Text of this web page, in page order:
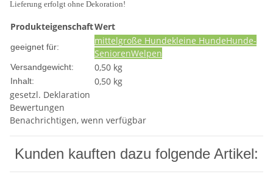
Lieferung erfolgt ohne Dekoration!
ProdukteigenschaftWert
geeignet für:
mittelgroße Hundekleine HundeHunde-
SeniorenWelpen
Versandgewicht: 0,50 kg
Inhalt:
0,50 kg
gesetzl. Deklaration
Bewertungen
Benachrichtigen, wenn verfügbar
Kunden kauften dazu folgende Artikel: